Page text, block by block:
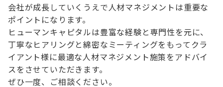
会社が成長していくうえで人材マネジメントは重要な
ポイントになります。
ヒューマンキャピタルは豊富な経験と専門性を元に、
丁寧なヒアリングと綿密なミーティングをもってクラ
イアント様に最適な人材マネジメント施策をアドバイ
スをさせていただきます。
ぜひ一度、ご相談ください。